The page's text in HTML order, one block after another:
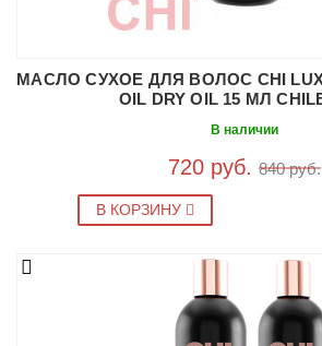
МАСЛО СУХОЕ ДЛЯ ВОЛОС CHI
OIL DRY OIL 15 МЛ
В наличии
720 руб. 840 руб.
В КОРЗИНУ